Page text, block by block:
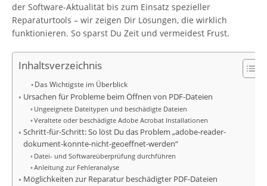
der Software-Aktualität bis zum Einsatz spezieller
Reparaturtools – wir zeigen Dir Lösungen, die wirklich
funktionieren. So sparst Du Zeit und vermeidest Frust.
Inhaltsverzeichnis
Das Wichtigste im Überblick
Ursachen für Probleme beim Öffnen von PDF-Dateien
Ungeeignete Dateitypen und beschädigte Dateien
Veraltete oder beschädigte Adobe Acrobat Installationen
Schritt-für-Schritt: So löst Du das Problem „adobe-reader-
dokument-konnte-nicht-geoeffnet-werden“
Datei- und Softwareüberprüfung durchführen
Anleitung zur Fehleranalyse
Möglichkeiten zur Reparatur beschädigter PDF-Dateien